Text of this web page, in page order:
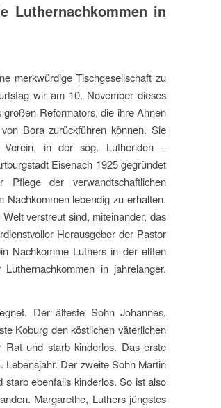
Luthernachkommen in
merkwürdige Tischgesellschaft zu
wir am 10. November dieses
Reformators, die ihre Ahnen
Bora zurückführen können. Sie
Verein, in der sog. Lutheriden –
Eisenach 1925 gegründet
der verwandtschaftlichen
lebendig zu erhalten.
verstreut sind, miteinander, das
Herausgeber der Pastor
Nachkomme Luthers in der elften
in jahrelanger,
Der älteste Sohn Johannes,
Koburg den köstlichen väterlichen
Rat und starb kinderlos. Das erste
Lebensjahr. Der zweite Sohn Martin
ebenfalls kinderlos. So ist also
Margarethe, Luthers jüngstes